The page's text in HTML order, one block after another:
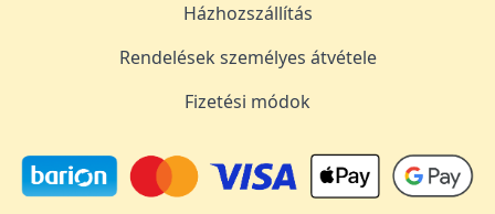
Házhozszállítás
Rendelések személyes átvétele
Fizetési módok